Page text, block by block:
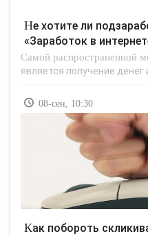
Не хотите ли подзаработать на САР? -
«Заработок в
Самой распространенной
является получение денег
08-сен, 10:30
Как побороть скликивание: не дай мошенникам